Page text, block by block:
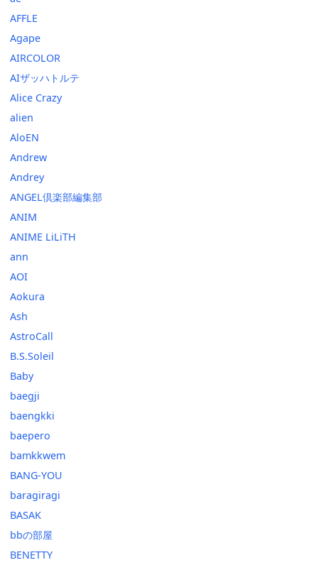
AFFLE
Agape
AIRCOLOR
AIザッハトルテ
Alice Crazy
alien
AloEN
Andrew
Andrey
ANGEL倶楽部編集部
ANIM
ANIME LiLiTH
ann
AOI
Aokura
Ash
AstroCall
B.S.Soleil
Baby
baegji
baengkki
baepero
bamkkwem
BANG-YOU
baragiragi
BASAK
bbの部屋
BENETTY